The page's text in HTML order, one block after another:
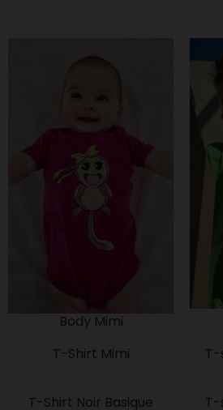
Body Mimi
T-Shirt Mimi
T-
T-Shirt Noir Basique
T-